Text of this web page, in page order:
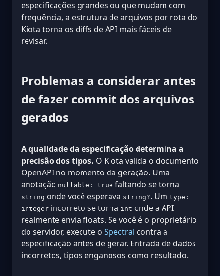
especificações grandes ou que mudam com
frequência, a estrutura de arquivos por rota do
Kiota torna os diffs de API mais fáceis de
revisar.
Problemas a considerar antes
de fazer commit dos arquivos
gerados
A qualidade da especificação determina a
precisão dos tipos. O Kiota valida o documento
OpenAPI no momento da geração. Uma
anotação nullable: true faltando se torna
string onde você esperava string?. Um type:
integer incorreto se torna int onde a API
realmente envia floats. Se você é o proprietário
do servidor, execute o Spectral contra a
especificação antes de gerar. Entrada de dados
incorretos, tipos enganosos como resultado.